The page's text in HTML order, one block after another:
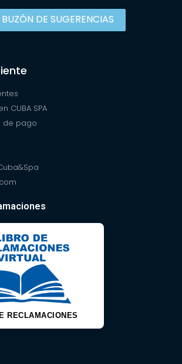
BUZÓN DE SUGERENCIAS
CUBA SPA
de pago
RECLAMACIONES